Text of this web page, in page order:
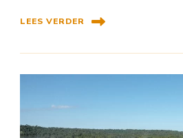
LEES VERDER